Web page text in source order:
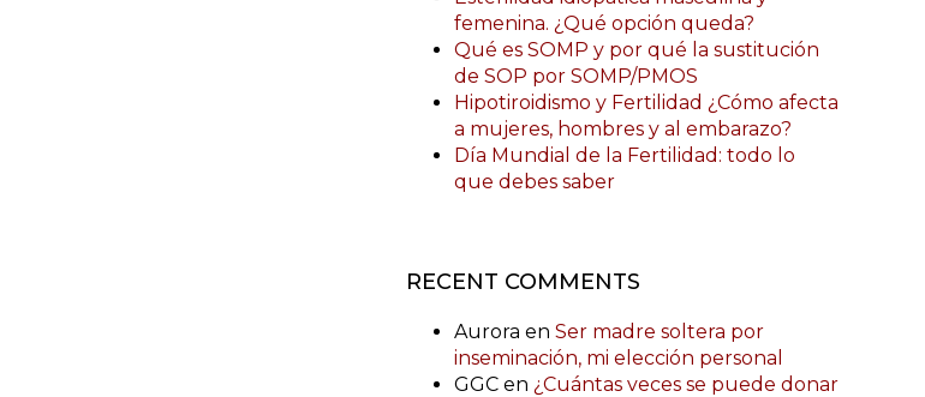
femenina. ¿Qué opción queda?
Qué es SOMP y por qué la sustitución
de SOP por SOMP/PMOS
Hipotiroidismo y Fertilidad ¿Cómo afecta
a mujeres, hombres y al embarazo?
Día Mundial de la Fertilidad: todo lo
que debes saber
RECENT COMMENTS
Aurora en Ser madre soltera por
inseminación, mi elección personal
GGC en ¿Cuántas veces se puede donar